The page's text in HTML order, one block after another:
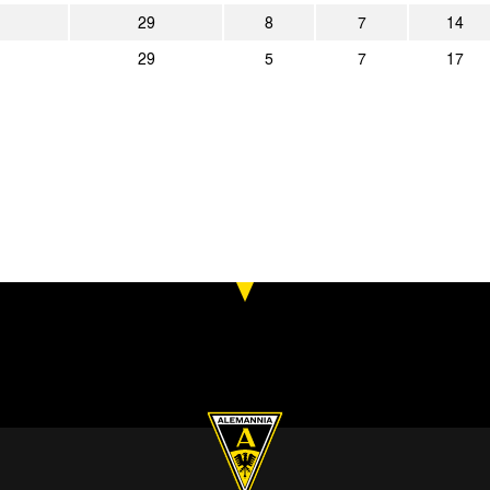
29 8 7 14
29 5 7 17